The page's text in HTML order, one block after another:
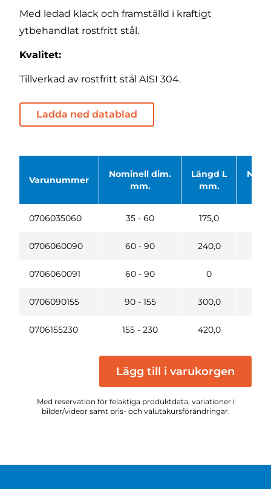
Med ledad klack och framställd i kraftigt
ytbehandlat rostfritt stål.
Kvalitet:
Tillverkad av rostfritt stål AISI 304.
Ladda ned datablad
Varunummer
Nominell dim.
mm.
Längd L
mm.
0706035060 35 - 60 175,0
0706060090 60 - 90 240,0
0706060091 60 - 90 0
0706090155 90 - 155 300,0
0706155230 155 - 230 420,0
Lägg till i varukorgen
Med reservation för felaktiga produktdata, variationer i
bilder/videor samt pris- och valutakursförändringar.